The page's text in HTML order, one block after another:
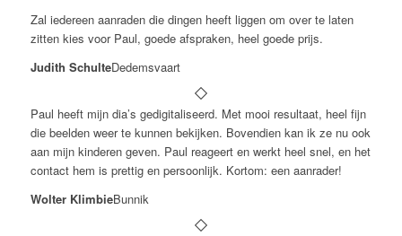
Zal iedereen aanraden die dingen heeft liggen om over te laten
zitten kies voor Paul, goede afspraken, heel goede prijs.
Judith SchulteDedemsvaart
Paul heeft mijn dia’s gedigitaliseerd. Met mooi resultaat, heel fijn
die beelden weer te kunnen bekijken. Bovendien kan ik ze nu ook
aan mijn kinderen geven. Paul reageert en werkt heel snel, en het
contact hem is prettig en persoonlijk. Kortom: een aanrader!
Wolter KlimbieBunnik